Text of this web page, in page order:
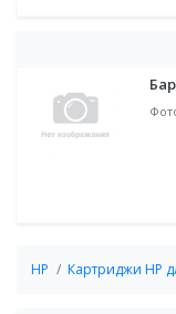
HP Картриджи HP